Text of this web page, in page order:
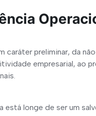
caráter preliminar, da
empresarial, ao
está longe de ser um